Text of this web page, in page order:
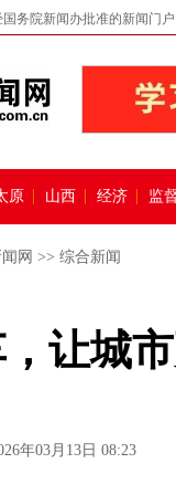
务院新闻办批准的新闻门
原 山西 经济 监
网 >> 综合新闻
让城
年03月13日 08:23